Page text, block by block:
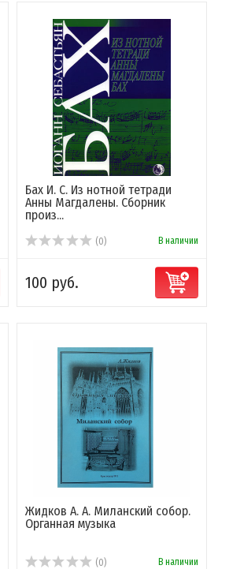
Бах И. С. Из нотной тетради
Анны Магдалены. Сборник
произ...
(0) В наличии
100 руб.
Жидков А. А. Миланский собор.
Органная музыка
(0) В наличии